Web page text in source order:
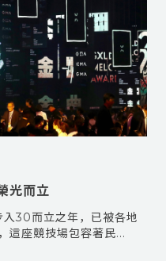
光而立
30而立之年，已被各地
這座競技場包容著民...